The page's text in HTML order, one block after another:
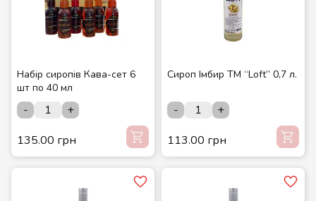
Набір сиропів Кава-сет 6
шт по 40 мл
-
+
135.00 грн
Сироп Імбир ТМ “Loft” 0,7 л.
-
+
113.00 грн